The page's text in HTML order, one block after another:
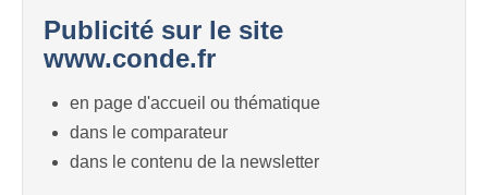
Publicité sur le site
www.conde.fr
en page d'accueil ou thématique
dans le comparateur
dans le contenu de la newsletter